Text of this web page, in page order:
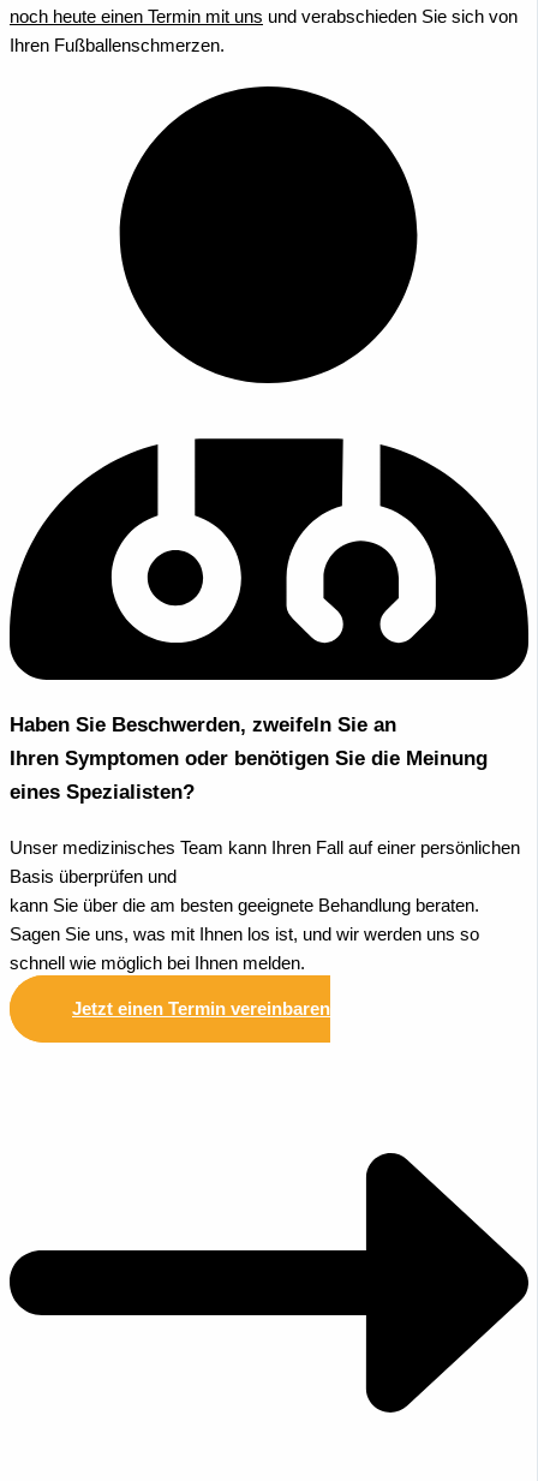
noch heute einen Termin mit uns und verabschieden Sie sich von
Ihren Fußballenschmerzen.
Haben Sie Beschwerden, zweifeln Sie an
Ihren Symptomen oder benötigen Sie die Meinung
eines Spezialisten?
Unser medizinisches Team kann Ihren Fall auf einer persönlichen
Basis überprüfen und
kann Sie über die am besten geeignete Behandlung beraten.
Sagen Sie uns, was mit Ihnen los ist, und wir werden uns so
schnell wie möglich bei Ihnen melden.
Jetzt einen Termin vereinbaren